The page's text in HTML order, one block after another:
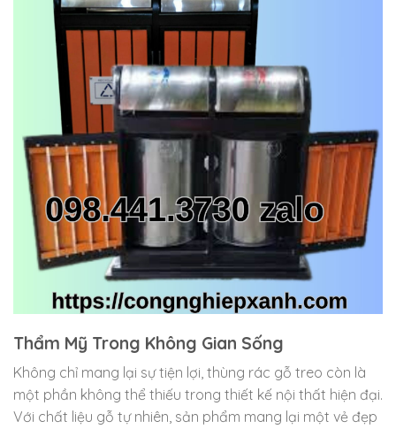
Thẩm Mỹ Trong Không Gian Sống
Không chỉ mang lại sự tiện lợi, thùng rác gỗ treo còn là
một phần không thể thiếu trong thiết kế nội thất hiện đại.
Với chất liệu gỗ tự nhiên, sản phẩm mang lại một vẻ đẹp